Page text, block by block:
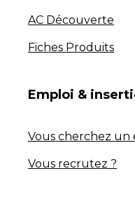
AC Découverte
Fiches Produits
Emploi &
Vous cherchez un
Vous recrutez ?